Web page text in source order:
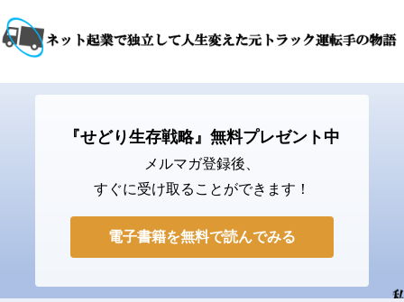
『せどり生存戦略』無料プレゼント中
メルマガ登録後、
すぐに受け取ることができます！
電子書籍を無料で読んでみる